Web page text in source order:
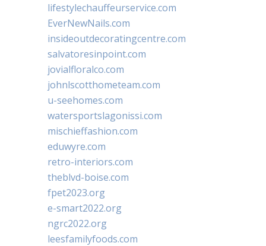
lifestylechauffeurservice.com
EverNewNails.com
insideoutdecoratingcentre.com
salvatoresinpoint.com
jovialfloralco.com
johnlscotthometeam.com
u-seehomes.com
watersportslagonissi.com
mischieffashion.com
eduwyre.com
retro-interiors.com
theblvd-boise.com
fpet2023.org
e-smart2022.org
ngrc2022.org
leesfamilyfoods.com